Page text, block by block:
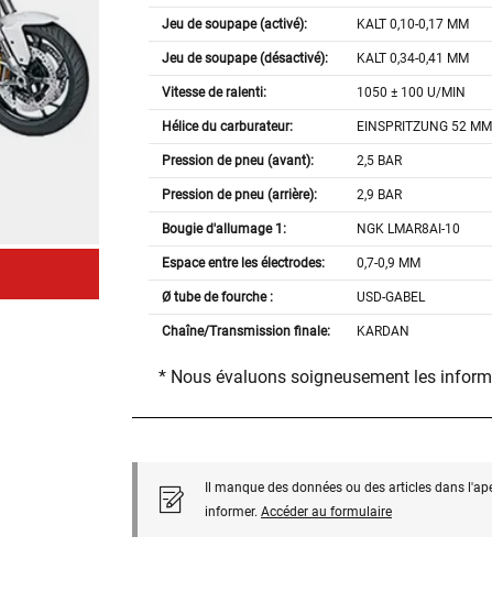
Jeu de soupape (activé): KALT 0,10-0,17 MM
Jeu de soupape (désactivé): KALT 0,34-0,41 MM
Vitesse de ralenti: 1050 ± 100 U/MIN
Hélice du carburateur: EINSPRITZUNG 52 MM
Pression de pneu (avant): 2,5 BAR
Pression de pneu (arrière): 2,9 BAR
Bougie d'allumage 1: NGK LMAR8AI-10
Espace entre les électrodes: 0,7-0,9 MM
Ø tube de fourche : USD-GABEL
Chaîne/Transmission finale: KARDAN
* Nous évaluons soigneusement les
Il manque des données ou des articles dans
informer. Accéder au formulaire